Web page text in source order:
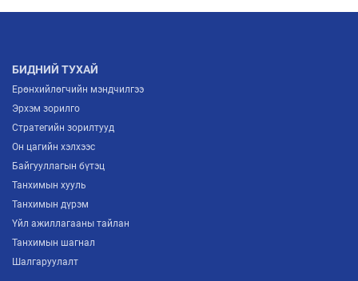
БИДНИЙ ТУХАЙ
Ерөнхийлөгчийн мэндчилгээ
Эрхэм зорилго
Стратегийн зорилтууд
Он цагийн хэлхээс
Байгууллагын бүтэц
Танхимын хууль
Танхимын дүрэм
Үйл ажиллагааны тайлан
Танхимын шагнал
Шалгаруулалт